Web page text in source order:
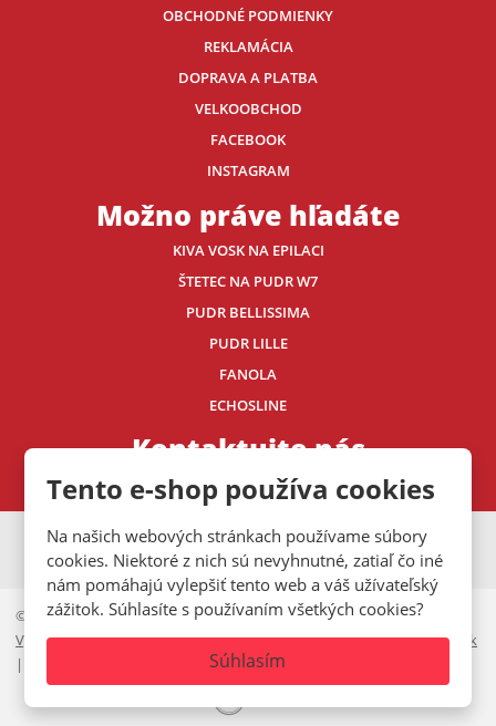
Tento e-shop používa cookies
Na našich webových stránkach používame súbory
cookies. Niektoré z nich sú nevyhnutné, zatiaľ čo iné
nám pomáhajú vylepšiť tento web a váš užívateľský
zážitok. Súhlasíte s používaním všetkých cookies?
Súhlasím
OBCHODNÉ PODMIENKY
REKLAMÁCIA
DOPRAVA A PLATBA
VELKOOBCHOD
FACEBOOK
INSTAGRAM
Možno práve hľadáte
KIVA VOSK NA EPILACI
ŠTETEC NA PUDR W7
PUDR BELLISSIMA
PUDR LILLE
FANOLA
ECHOSLINE
Kontaktujte nás
© 2026, Mystic.CZ s.r.o.
Vyhlásenie o prístupnosti|Ochrana osobných údajov|Mapa stránok
|
VISA MasterCard
Maestro